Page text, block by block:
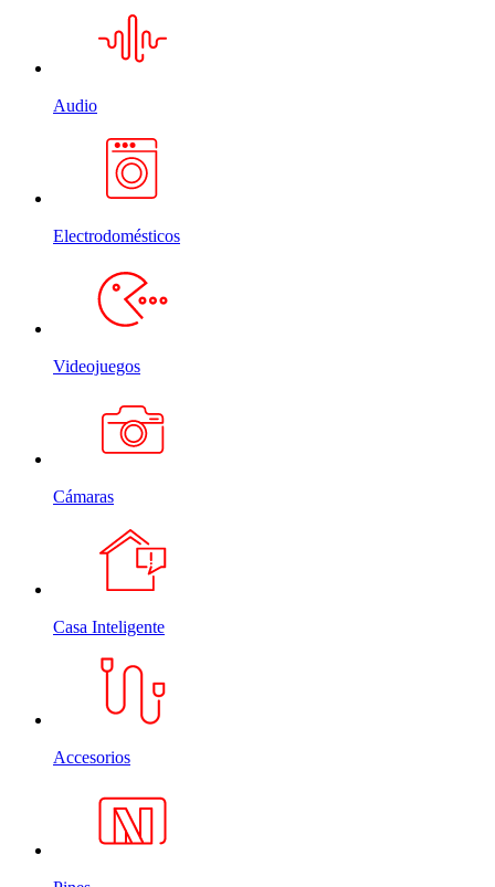
Audio
Electrodomésticos
Videojuegos
Cámaras
Casa Inteligente
Accesorios